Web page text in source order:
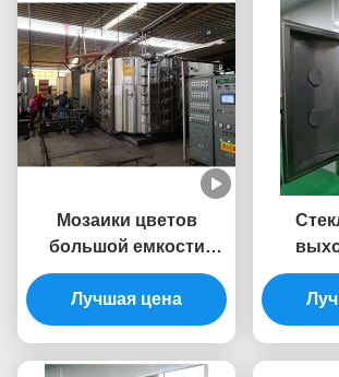
Мозаики цветов
большой емкости
оборудование для
нанесения покрытия
вакуума иона ПВД
Лучшая цена